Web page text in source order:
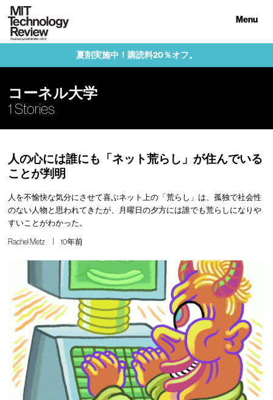
Menu
夏割実施中！購読料20％オフ。
コーネル大学
1 Stories
人の心には誰にも「ネット荒らし」が住んでいる
ことが判明
人を不愉快な気分にさせて喜ぶネット上の「荒らし」は、孤独で社会性
のない人物と思われてきたが、月曜日の夕方には誰でも荒らしになりや
すいことがわかった。
Rachel Metz 10年前